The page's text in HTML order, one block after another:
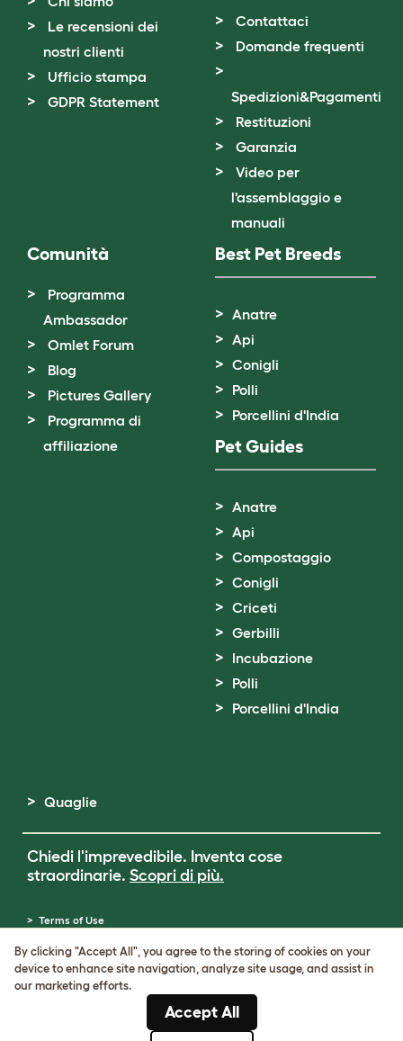
Le recensioni dei
nostri clienti
Ufficio stampa
GDPR Statement
Contattaci
Domande frequenti
Spedizioni&Pagamenti
Restituzioni
Garanzia
Video per
l'assemblaggio e
manuali
Comunità
Programma
Ambassador
Omlet Forum
Blog
Pictures Gallery
Programma di
affiliazione
Best Pet Breeds
Anatre
Api
Conigli
Polli
Porcellini d'India
Pet Guides
Anatre
Api
Compostaggio
Conigli
Criceti
Gerbilli
Incubazione
Polli
Porcellini d'India
Quaglie
Chiedi l'imprevedibile. Inventa cose
straordinarie. Scopri di più.
Terms of Use
Cookie Settings
Sitemap
Partita IVA: IT00205609993
Numero di registrazione della società:
By clicking "Accept All", you agree to the storing of cookies on your
device to enhance site navigation, analyze site usage, and assist in
our marketing efforts.
Accept All